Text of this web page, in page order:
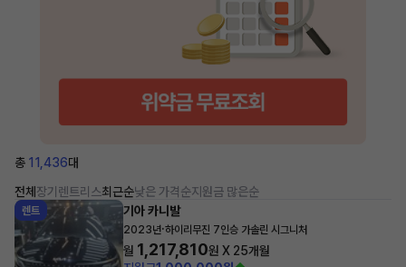
총 11,436대
전체 장기렌트리스최근순낮은 가격순지원금 많은순
렌트 기아 카니발
2023년·하이리무진 7인승 가솔린 시그니처
월 1,217,810원 X 25개월